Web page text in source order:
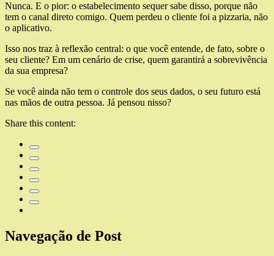
Nunca. E o pior: o estabelecimento sequer sabe disso, porque não
tem o canal direto comigo. Quem perdeu o cliente foi a pizzaria, não
o aplicativo.
Isso nos traz à reflexão central: o que você entende, de fato, sobre o
seu cliente? Em um cenário de crise, quem garantirá a sobrevivência
da sua empresa?
Se você ainda não tem o controle dos seus dados, o seu futuro está
nas mãos de outra pessoa. Já pensou nisso?
Share this content:
Navegação de Post